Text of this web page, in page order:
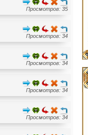
Просмотров: 35
Просмотров: 34
Просмотров: 34
Просмотров: 34
Просмотров: 34